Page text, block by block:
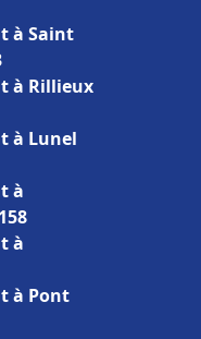
à Saint
à Rillieux
à Lunel
à
à
à Pont